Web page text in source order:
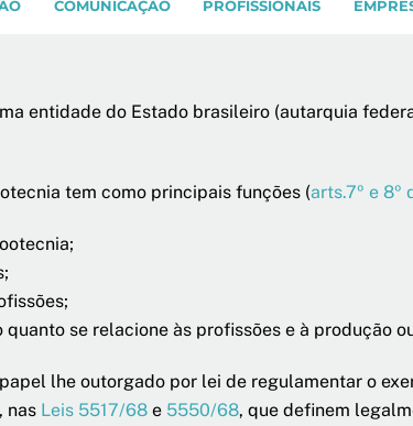
COMUNICAÇÃO PROFISSIONAIS
entidade do Estado brasileiro (autarquia
tem como principais funções (arts.7º e 8º
se relacione às profissões e à produção
lhe outorgado por lei de regulamentar o
nas Leis 5517/68 e 5550/68, que definem